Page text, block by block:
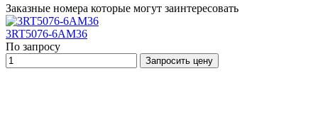
Заказные номера которые могут заинтересовать
3RT5076-6AM36
По запросу
Запросить цену